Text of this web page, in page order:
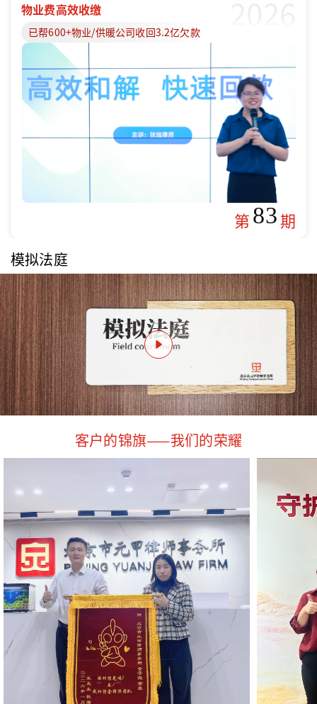
物业费高效收缴
已帮600+物业/供暖公司收回3.2亿欠款
第83期
模拟法庭
客户的锦旗——我们的荣耀